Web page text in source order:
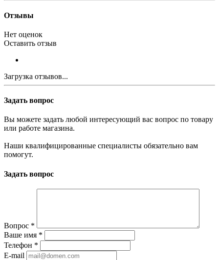
Отзывы
Нет оценок
Оставить отзыв
Загрузка отзывов...
Задать вопрос
Вы можете задать любой интересующий вас вопрос по товару
или работе магазина.
Наши квалифицированные специалисты обязательно вам
помогут.
Задать вопрос
Вопрос *
Ваше имя *
Телефон *
E-mail